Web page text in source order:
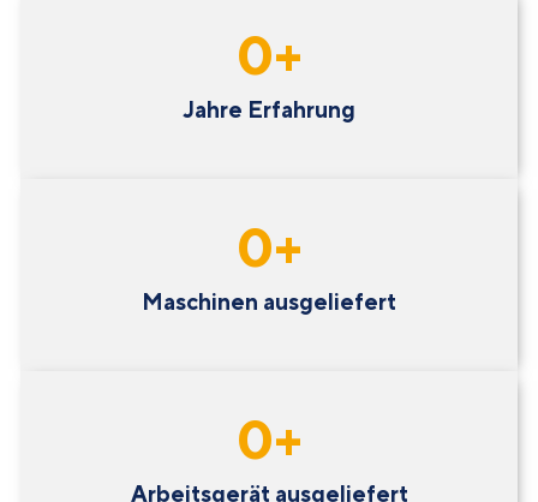
Jahre Erfahrung
0+
Maschinen ausgeliefert
0+
Arbeitsgerät ausgeliefert
0+